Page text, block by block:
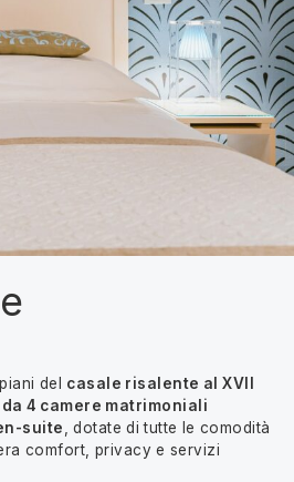
del casale risalente al XVII
4 camere matrimoniali
suite
, dotate di tutte le comodità
comfort, privacy e servizi